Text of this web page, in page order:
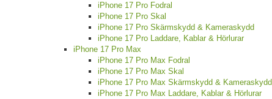
iPhone 17 Pro Fodral
iPhone 17 Pro Skal
iPhone 17 Pro Skärmskydd & Kameraskydd
iPhone 17 Pro Laddare, Kablar & Hörlurar
iPhone 17 Pro Max
iPhone 17 Pro Max Fodral
iPhone 17 Pro Max Skal
iPhone 17 Pro Max Skärmskydd & Kameraskydd
iPhone 17 Pro Max Laddare, Kablar & Hörlurar